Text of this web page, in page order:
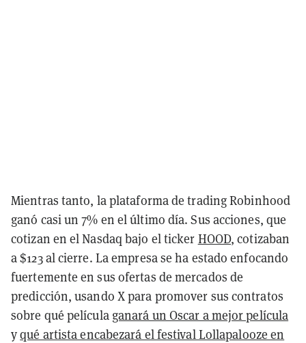
Mientras tanto, la plataforma de trading Robinhood
ganó casi un 7% en el último día. Sus acciones, que
cotizan en el Nasdaq bajo el ticker HOOD, cotizaban
a $123 al cierre. La empresa se ha estado enfocando
fuertemente en sus ofertas de mercados de
predicción, usando X para promover sus contratos
sobre qué película ganará un Oscar a mejor película
yqué artista encabezará el festival Lollapalooze en